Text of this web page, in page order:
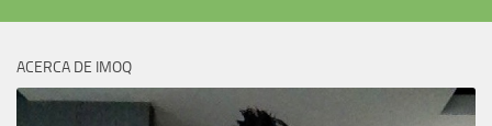
ACERCA DE IMOQ